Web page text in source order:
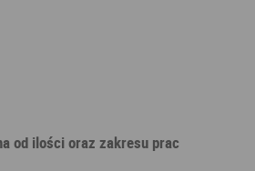
od ilości oraz zakresu prac